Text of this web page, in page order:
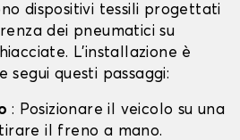
dispositivi tessili progettati
dei pneumatici su
L'installazione è
segui questi passaggi:
: Posizionare il veicolo su una
il freno a mano.